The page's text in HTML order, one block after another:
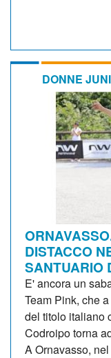
DONNE
DISTACCO
SANTUARIO
E' ancora un
Team Pink, che
del titolo italiano
Codroipo torna
A Ornavasso,